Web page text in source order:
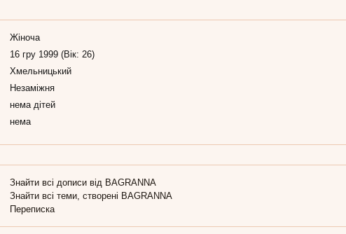
Жіноча
16 гру 1999 (Вік: 26)
Хмельницький
Незаміжня
нема дітей
нема
Знайти всі дописи від BAGRANNA
Знайти всі теми, створені BAGRANNA
Переписка